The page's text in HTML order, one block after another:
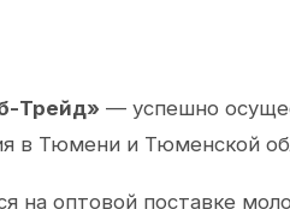
Трейд» — успешно
в Тюмени и Тюменской
на оптовой поставке